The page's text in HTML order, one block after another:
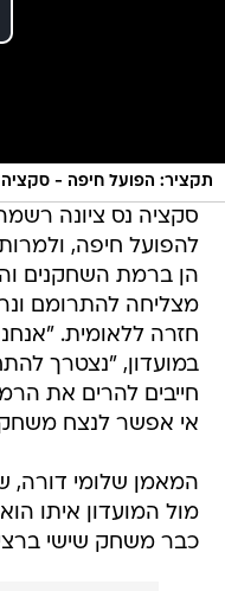
תקציר: הפועל חיפה - סקציה נס
להפועל חיפה,
הן ברמת השחקנים
מצליחה להתרומם
חזרה ללאומית.
במועדון, "נצטרך
חייבים להרים את
אי אפשר לנצח
המאמן שלומי דורה,
מול המועדון איתו
כבר משחק שישי